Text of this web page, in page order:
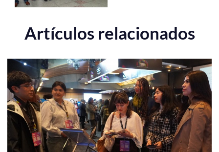
Artículos relacionados